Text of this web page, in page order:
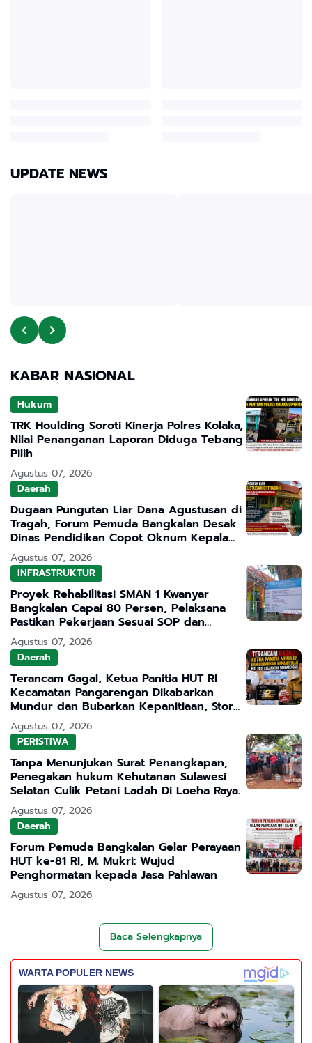
UPDATE NEWS
KABAR NASIONAL
Hukum
TRK Houlding Soroti Kinerja Polres Kolaka,
Nilai Penanganan Laporan Diduga Tebang
Pilih
Agustus 07, 2026
Daerah
Dugaan Pungutan Liar Dana Agustusan di
Tragah, Forum Pemuda Bangkalan Desak
Dinas Pendidikan Copot Oknum Kepala
Sekolah
Agustus 07, 2026
INFRASTRUKTUR
Proyek Rehabilitasi SMAN 1 Kwanyar
Bangkalan Capai 80 Persen, Pelaksana
Pastikan Pekerjaan Sesuai SOP dan
Transparan
Agustus 07, 2026
Daerah
Terancam Gagal, Ketua Panitia HUT RI
Kecamatan Pangarengan Dikabarkan
Mundur dan Bubarkan Kepanitiaan, Story
WhatsApp ASN Jadi Sorotan
Agustus 07, 2026
PERISTIWA
Tanpa Menunjukan Surat Penangkapan,
Penegakan hukum Kehutanan Sulawesi
Selatan Culik Petani Ladah Di Loeha Raya.
Agustus 07, 2026
Daerah
Forum Pemuda Bangkalan Gelar Perayaan
HUT ke-81 RI, M. Mukri: Wujud
Penghormatan kepada Jasa Pahlawan
Agustus 07, 2026
Baca Selengkapnya